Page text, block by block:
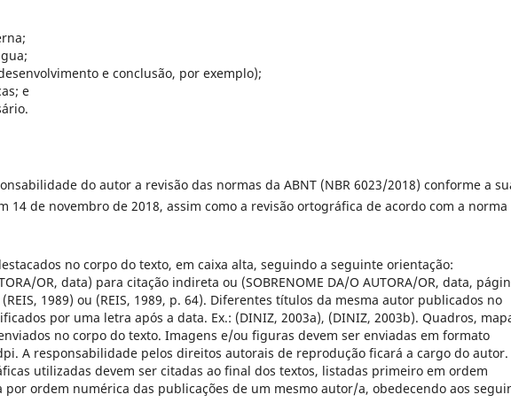
e conclusão, por exemplo);
e
do autor a revisão das normas da ABNT (NBR 6023/2018) conforme a
14 de novembro de 2018, assim como a revisão ortográfica de acordo com a norma
no corpo do texto, em caixa alta, seguindo a seguinte orientação:
OR, data) para citação indireta ou (SOBRENOME DA/O AUTORA/OR, data,
1989) ou (REIS, 1989, p. 64). Diferentes títulos da mesma autor publicados no
por uma letra após a data. Ex.: (DINIZ, 2003a), (DINIZ, 2003b). Quadros,
no corpo do texto. Imagens e/ou figuras devem ser enviadas em formato
A responsabilidade pelos direitos autorais de reprodução ficará a cargo do autor.
utilizadas devem ser citadas ao final dos textos, listadas primeiro em ordem
por ordem numérica das publicações de um mesmo autor/a, obedecendo aos